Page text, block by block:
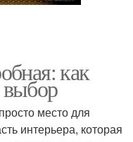
как
выбор
место для
интерьера, которая